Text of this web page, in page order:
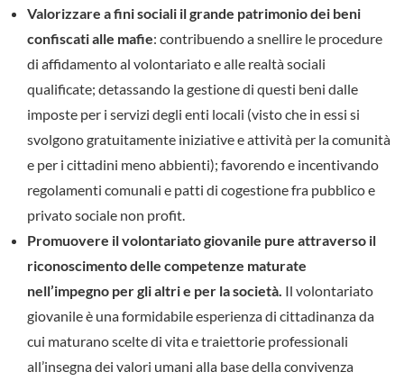
Valorizzare a fini sociali il grande patrimonio dei beni
confiscati alle mafie: contribuendo a snellire le procedure
di affidamento al volontariato e alle realtà sociali
qualificate; detassando la gestione di questi beni dalle
imposte per i servizi degli enti locali (visto che in essi si
svolgono gratuitamente iniziative e attività per la comunità
e per i cittadini meno abbienti); favorendo e incentivando
regolamenti comunali e patti di cogestione fra pubblico e
privato sociale non profit.
Promuovere il volontariato giovanile pure attraverso il
riconoscimento delle competenze maturate
nell’impegno per gli altri e per la società. Il volontariato
giovanile è una formidabile esperienza di cittadinanza da
cui maturano scelte di vita e traiettorie professionali
all’insegna dei valori umani alla base della convivenza